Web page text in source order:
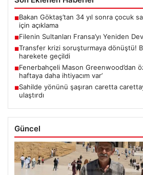
■Bakan Göktaş’tan 34 yıl sonra çocuk
için açıklama
■Filenin Sultanları Fransa’yı Yeniden
■Transfer krizi soruşturmaya dönüştü!
harekete geçildi
■Fenerbahçeli Mason Greenwood’dan
haftaya daha ihtiyacım var’
■Sahilde yönünü şaşıran caretta
ulaştırdı
Güncel